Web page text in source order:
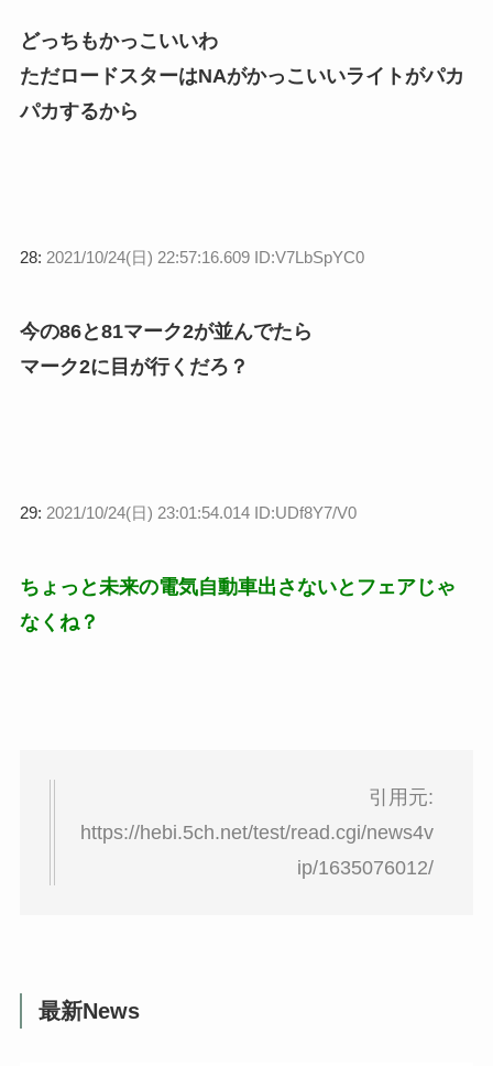
どっちもかっこいいわ
ただロードスターはNAがかっこいいライトがパカ
パカするから
28: 2021/10/24(日) 22:57:16.609 ID:V7LbSpYC0
今の86と81マーク2が並んでたら
マーク2に目が行くだろ？
29: 2021/10/24(日) 23:01:54.014 ID:UDf8Y7/V0
ちょっと未来の電気自動車出さないとフェアじゃ
なくね？
引用元:
https://hebi.5ch.net/test/read.cgi/news4v
ip/1635076012/
最新News